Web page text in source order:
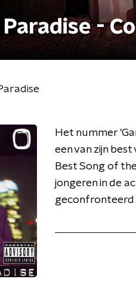
-
Het nummer
een van zijn
Best Song of
jongeren in de
geconfronteerd